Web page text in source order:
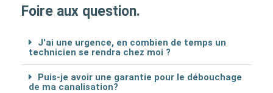
Foire aux question.
J'ai une urgence, en combien de temps un
technicien se rendra chez moi ?
Puis-je avoir une garantie pour le débouchage
de ma canalisation?